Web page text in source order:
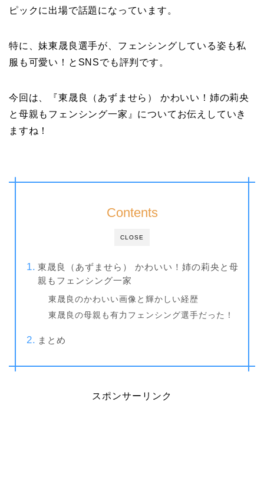
ピックに出場で話題になっています。
特に、妹東晟良選手が、フェンシングしている姿も私
服も可愛い！とSNSでも評判です。
今回は、『東晟良（あずませら） かわいい！姉の莉央
と母親もフェンシング一家』についてお伝えしていき
ますね！
CLOSE
Contents
東晟良（あずませら） かわいい！姉の莉央と母
親もフェンシング一家
東晟良のかわいい画像と輝かしい経歴
東晟良の母親も有力フェンシング選手だった！
まとめ
スポンサーリンク